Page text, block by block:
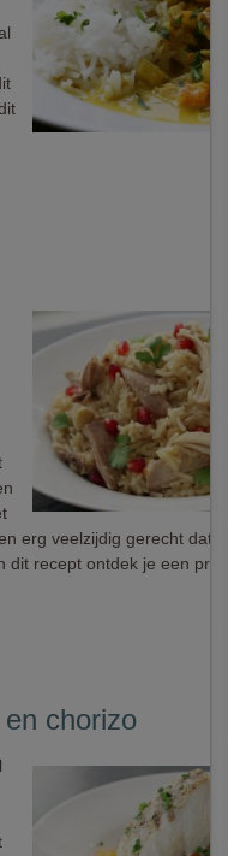
erg veelzijdig gerecht dat
dit recept ontdek je een
chorizo